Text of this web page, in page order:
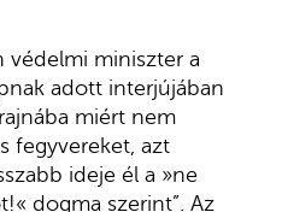
védelmi miniszter a
adott interjújában
miért nem
fegyvereket, azt
ideje él a »ne
dogma szerint”. Az